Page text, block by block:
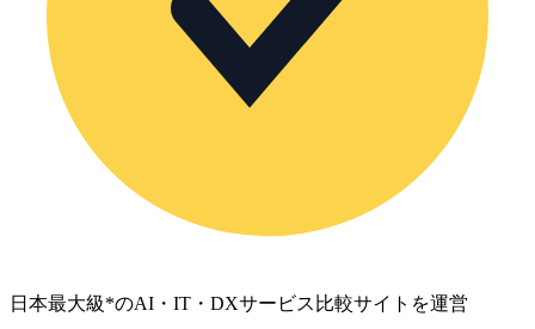
日本最大級*のAI・IT・DXサービス比較サイトを運営